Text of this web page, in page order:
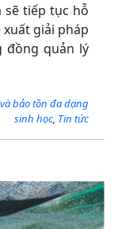
sẽ tiếp tục hỗ
giải pháp
đồng quản lý
bảo tồn đa dạng
sinh học, Tin tức